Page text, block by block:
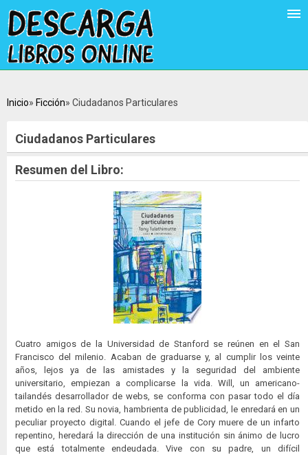
Inicio Ficción Ciudadanos Particulares
Ciudadanos Particulares
Resumen del Libro:
Cuatro amigos de la Universidad de Stanford se reúnen en el San
Francisco del milenio. Acaban de graduarse y, al cumplir los veinte
años, lejos ya de las amistades y la seguridad del ambiente
universitario, empiezan a complicarse la vida. Will, un americano-
tailandés desarrollador de webs, se conforma con pasar todo el día
metido en la red. Su novia, hambrienta de publicidad, le enredará en un
peculiar proyecto digital. Cuando el jefe de Cory muere de un infarto
repentino, heredará la dirección de una institución sin ánimo de lucro
que está totalmente endeudada. Vive con su padre, un difícil